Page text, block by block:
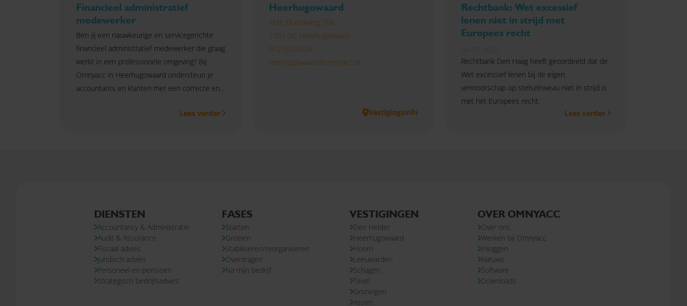
Financieel administratief
medewerker
Ben jij een nauwkeurige en servicegerichte
financieel administratief medewerker die graag
werkt in een professionele omgeving? Bij
Omnyacc in Heerhugowaard ondersteun je
accountants en klanten met een correcte en
volop ruimte om jezelf verder te ontwikkelen.
Lees verder
Heerhugowaard
W.M. Dudokweg 70a
1703 DC Heerhugowaard
072-5720626
heerhugowaard@omnyacc.nl
Vestigingsinfo
Rechtbank: Wet excessief
lenen niet in strijd met
Europees recht
Rechtbank Den Haag heeft geoordeeld dat de
Wet excessief lenen bij de eigen
vennootschap op stelselniveau niet in strijd is
met het Europees recht.
Lees verder
DIENSTEN
Accountancy & Administratie
Audit & Assurance
Fiscaal advies
Juridisch advies
Personeel en pensioen
Strategisch bedrijfsadvies
FASES
Starten
Groeien
Stabiliseren/reorganiseren
Overdragen
Na mijn bedrijf
VESTIGINGEN
Den Helder
Heerhugowaard
Hoorn
Leeuwarden
Schagen
Texel
Groningen
Assen
OVER OMNYACC
Over ons
Werken bij Omnyacc
Inloggen
Nieuws
Software
Downloads